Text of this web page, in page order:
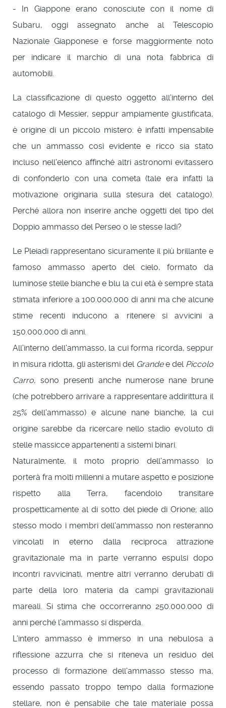
- In Giappone erano conosciute con il nome di
Subaru, oggi assegnato anche al Telescopio
Nazionale Giapponese e forse maggiormente noto
per indicare il marchio di una nota fabbrica di
automobili.
La classificazione di questo oggetto all'interno del
catalogo di Messier, seppur ampiamente giustificata,
è origine di un piccolo mistero: è infatti impensabile
che un ammasso così evidente e ricco sia stato
incluso nell'elenco affinché altri astronomi evitassero
di confonderlo con una cometa (tale era infatti la
motivazione originaria sulla stesura del catalogo).
Perché allora non inserire anche oggetti del tipo del
Doppio ammasso del Perseo o le stesse Iadi?
Le Pleiadi rappresentano sicuramente il più brillante e
famoso ammasso aperto del cielo, formato da
luminose stelle bianche e blu la cui età è sempre stata
stimata inferiore a 100.000.000 di anni ma che alcune
stime recenti inducono a ritenere si avvicini a
150.000.000 di anni.
All'interno dell'ammasso, la cui forma ricorda, seppur
in misura ridotta, gli asterismi del Grandee del Piccolo
Carro, sono presenti anche numerose nane brune
(che potrebbero arrivare a rappresentare addirittura il
25% dell'ammasso) e alcune nane bianche, la cui
origine sarebbe da ricercare nello stadio evoluto di
stelle massicce appartenenti a sistemi binari.
Naturalmente, il moto proprio dell'ammasso lo
porterà fra molti millenni a mutare aspetto e posizione
rispetto alla Terra, facendolo transitare
prospetticamente al di sotto del piede di Orione; allo
stesso modo i membri dell'ammasso non resteranno
vincolati in eterno dalla reciproca attrazione
gravitazionale ma in parte verranno espulsi dopo
incontri ravvicinati, mentre altri verranno derubati di
parte della loro materia da campi gravitazionali
mareali. Si stima che occorreranno 250.000.000 di
anni perché l'ammasso si disperda.
L'intero ammasso è immerso in una nebulosa a
riflessione azzurra che si riteneva un residuo del
processo di formazione dell'ammasso stesso ma,
essendo passato troppo tempo dalla formazione
stellare, non è pensabile che tale materiale possa